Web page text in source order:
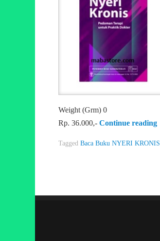
Weight (Grm) 0
Rp. 36.000,- Continue reading
Tagged Baca Buku NYERI KRONIS